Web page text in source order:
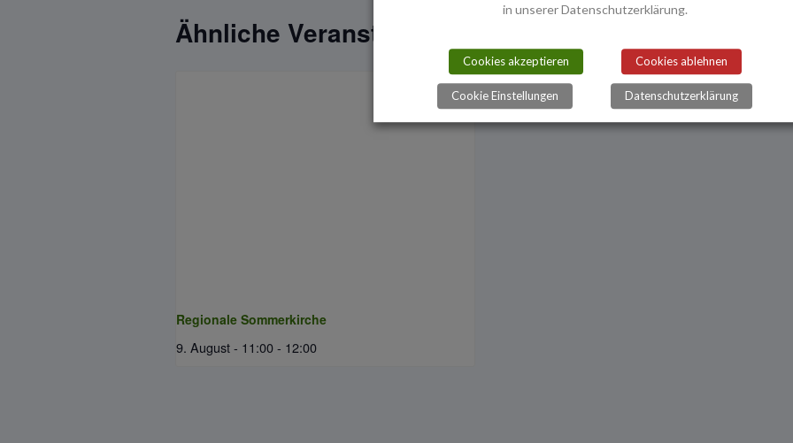
Ähnliche Veranstaltungen
Regionale Sommerkirche
9. August - 11:00- 12:00
in unserer Datenschutzerklärung.
Cookies akzeptieren Cookies ablehnen
Cookie Einstellungen Datenschutzerklärung